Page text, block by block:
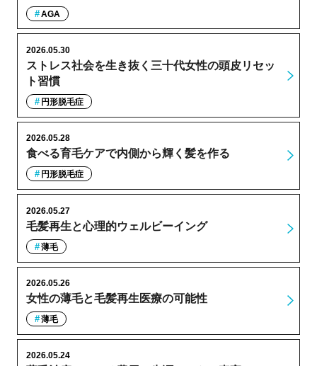
AGA
ストレス社会を生き抜く三十代女性の頭皮リセッ
ト習慣
2026.05.30
円形脱毛症
食べる育毛ケアで内側から輝く髪を作る
2026.05.28
円形脱毛症
毛髪再生と心理的ウェルビーイング
2026.05.27
薄毛
女性の薄毛と毛髪再生医療の可能性
2026.05.26
薄毛
2026.05.24